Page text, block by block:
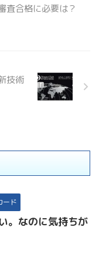
査合格に必要は？
技術
ード
なのに気持ちが